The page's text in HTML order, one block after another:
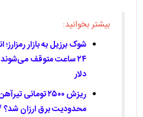
بیشتر بخوانید:
دلار
ریزش ۲۵۰۰ تومانی
محدودیت برق ارزان شد؟ / قیمت